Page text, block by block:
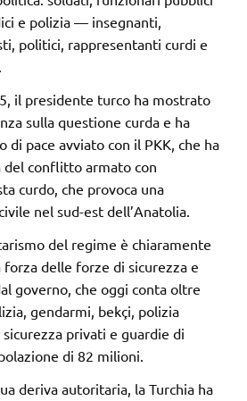
e polizia — insegnanti,
politici, rappresentanti curdi e
il presidente turco ha mostrato
sulla questione curda e ha
di pace avviato con il PKK, che ha
del conflitto armato con
curdo, che provoca una
nel sud-est dell’Anatolia.
del regime è chiaramente
delle forze di sicurezza e
governo, che oggi conta oltre
gendarmi, bekçi, polizia
privati e guardie di
di 82 milioni.
deriva autoritaria, la Turchia ha